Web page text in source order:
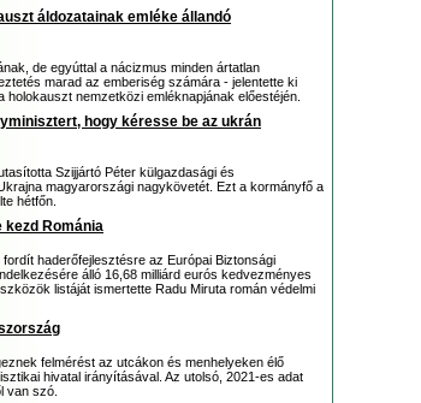
áldozatainak emléke állandó
de egyúttal a nácizmus minden ártatlan
marad az emberiség számára - jelentette ki
holokauszt nemzetközi emléknapjának előestéjén.
hogy kéresse be az ukrán
Szijjártó Péter külgazdasági és
magyarországi nagykövetét. Ezt a kormányfő a
hétfőn.
kezd Románia
haderőfejlesztésre az Európai Biztonsági
álló 16,68 milliárd eurós kedvezményes
listáját ismertette Radu Miruta román védelmi
felmérést az utcákon és menhelyeken élő
hivatal irányításával. Az utolsó, 2021-es adat
van szó.